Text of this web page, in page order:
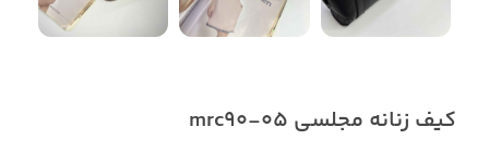
کیف زنانه مجلسی mrc90-05